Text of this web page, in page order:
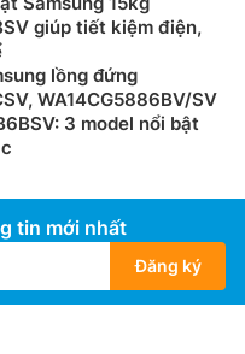
giúp tiết kiệm điện,
lồng đứng
WA14CG5886BV/SV
3 model nổi bật
tin mới nhất
Đăng ký